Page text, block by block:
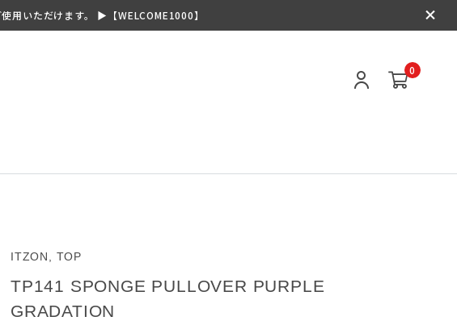
用いただけます。 ▶【WELCOME1000】
0
ITZON, TOP
TP141 SPONGE PULLOVER PURPLE
GRADATION